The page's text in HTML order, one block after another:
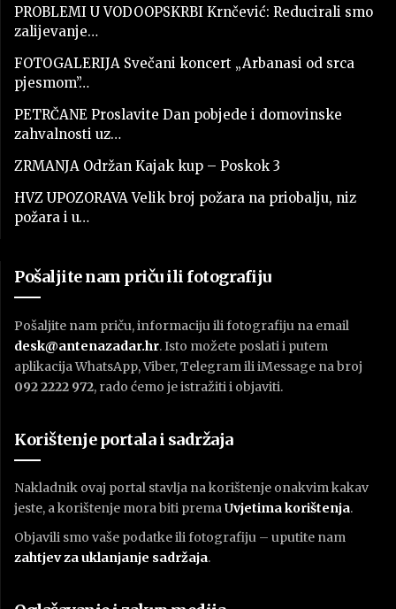
PROBLEMI U VODOOPSKRBI Krnčević: Reducirali smo
zalijevanje…
FOTOGALERIJA Svečani koncert „Arbanasi od srca
pjesmom”…
PETRČANE Proslavite Dan pobjede i domovinske
zahvalnosti uz…
ZRMANJA Održan Kajak kup – Poskok 3
HVZ UPOZORAVA Velik broj požara na priobalju, niz
požara i u…
Pošaljite nam priču ili fotografiju
Pošaljite nam priču, informaciju ili fotografiju na email
desk@antenazadar.hr. Isto možete poslati i putem
aplikacija WhatsApp, Viber, Telegram ili iMessage na broj
092 2222 972, rado ćemo je istražiti i objaviti.
Korištenje portala i sadržaja
Nakladnik ovaj portal stavlja na korištenje onakvim kakav
jeste, a korištenje mora biti premaUvjetima korištenja.
Objavili smo vaše podatke ili fotografiju – uputite nam
zahtjev za uklanjanje sadržaja.